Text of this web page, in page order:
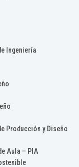
Ingeniería
Producción y Diseño
Aula – PIA